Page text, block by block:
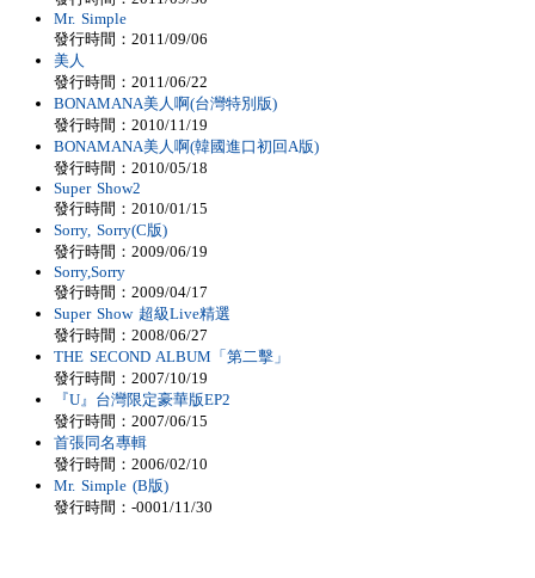
Mr. Simple
發行時間：2011/09/06
美人
發行時間：2011/06/22
BONAMANA美人啊(台灣特別版)
發行時間：2010/11/19
BONAMANA美人啊(韓國進口初回A版)
發行時間：2010/05/18
Super Show2
發行時間：2010/01/15
Sorry, Sorry(C版)
發行時間：2009/06/19
Sorry,Sorry
發行時間：2009/04/17
Super Show 超級Live精選
發行時間：2008/06/27
THE SECOND ALBUM「第二擊」
發行時間：2007/10/19
『U』台灣限定豪華版EP2
發行時間：2007/06/15
首張同名專輯
發行時間：2006/02/10
Mr. Simple (B版)
發行時間：-0001/11/30